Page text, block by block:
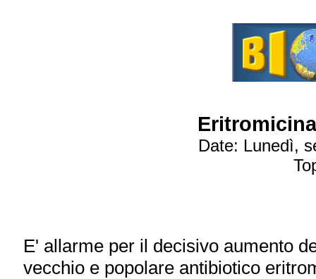
Date: Lunedì,
E' allarme per il decisivo aumento
vecchio e popolare antibiotico